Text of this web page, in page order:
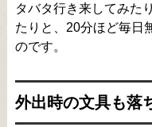
タバタ行き来してみた
たりと、20分ほど毎日
のです。
外出時の文具も落